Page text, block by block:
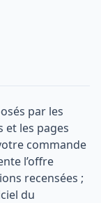
par les
et les pages
commande
l’offre
recensées ;
du